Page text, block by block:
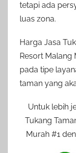
tetapi ada
luas zona.
Harga Jasa
Resort Malang
pada tipe
taman yang
Untuk lebih
Tukang
Murah #1